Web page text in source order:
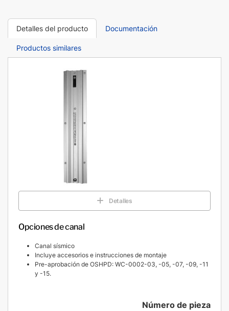
Detalles del producto
Documentación
Productos similares
Detalles
Opciones de canal
Canal sísmico
Incluye accesorios e instrucciones de montaje
Pre-aprobación de OSHPD: WC-0002-03, -05, -07, -09, -11
y -15.
Número de pieza